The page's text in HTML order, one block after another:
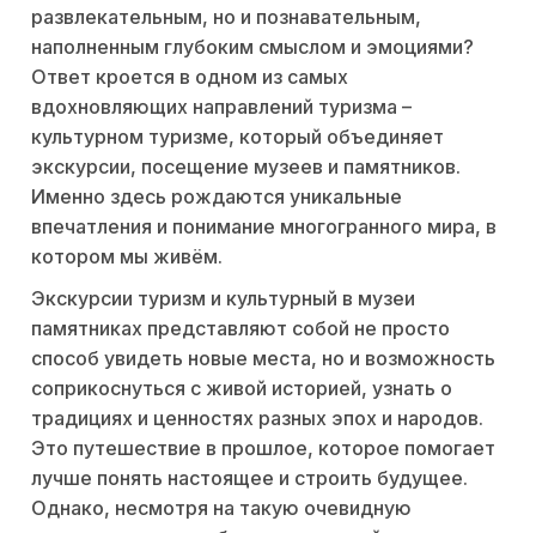
развлекательным, но и познавательным,
наполненным глубоким смыслом и эмоциями?
Ответ кроется в одном из самых
вдохновляющих направлений туризма –
культурном туризме, который объединяет
экскурсии, посещение музеев и памятников.
Именно здесь рождаются уникальные
впечатления и понимание многогранного мира, в
котором мы живём.
Экскурсии туризм и культурный в музеи
памятниках представляют собой не просто
способ увидеть новые места, но и возможность
соприкоснуться с живой историей, узнать о
традициях и ценностях разных эпох и народов.
Это путешествие в прошлое, которое помогает
лучше понять настоящее и строить будущее.
Однако, несмотря на такую очевидную